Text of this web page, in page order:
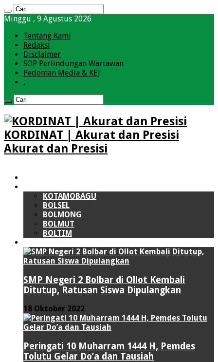
Minggu , 9 Agustus 2026
Tentang Kami
Redaksi
Disclaimer
SOP Perlindungan Wartawan
Pedoman Media & KEJ
,
KORDINAT | Akurat dan Presisi
Akurat dan Presisi
KOTAMOBAGU
BOLSEL
BOLMONG
BOLMUT
BOLTIM
SMP Negeri 2 Bolbar di Ollot Kembali
Ditutup, Ratusan Siswa Dipulangkan
18 Oktober 2022
Peringati 10 Muharram 1444 H, Pemdes
Tolutu Gelar Do’a dan Tausiah